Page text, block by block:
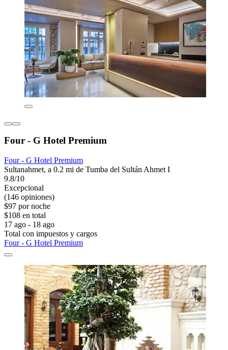
Four - G Hotel Premium
Four - G Hotel Premium
Sultanahmet, a 0.2 mi de Tumba del Sultán Ahmet I
9.8/10
Excepcional
(146 opiniones)
$97 por noche
$108 en total
17 ago - 18 ago
Total con impuestos y cargos
Four - G Hotel Premium